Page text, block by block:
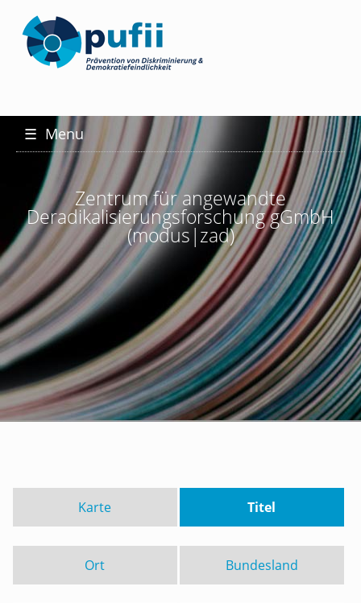
☰ Menu
Zentrum für angewandte
Deradikalisierungsforschung gGmbH
(modus|zad)
Karte Titel
Ort Bundesland